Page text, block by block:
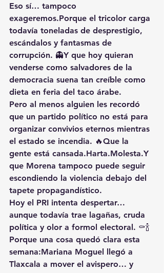
Eso sí… tampoco
exageremos.Porque el tricolor carga
todavía toneladas de desprestigio,
escándalos y fantasmas de
corrupción. 👻Y que hoy quieran
venderse como salvadores de la
democracia suena tan creíble como
dieta en feria del taco árabe.
Pero al menos alguien les recordó
que un partido político no está para
organizar convivios eternos mientras
el estado se incendia. 🔥Que la
gente está cansada.Harta.Molesta.Y
que Morena tampoco puede seguir
escondiendo la violencia debajo del
tapete propagandístico.
Hoy el PRI intenta despertar…
aunque todavía trae lagañas, cruda
política y olor a formol electoral. ⚰️🍾
Porque una cosa quedó clara esta
semana:Mariana Moguel llegó a
Tlaxcala a mover el avispero… y